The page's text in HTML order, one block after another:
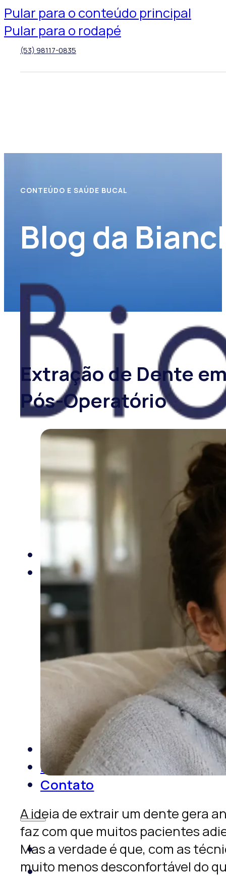
Pular para o conteúdo principal
Pular para o rodapé
(53) 98117-0835
Inicio
Tratamentos
Clinica Geral
Endodontia
Estética Dentária
Implantes Dentários
Odontologia Digital
Ortodontia
Prótese Dentária
Lentes de Contato
Dentista Urgência
Sobre Nós
Blog
Contato
CONTEÚDO E SAÚDE BUCAL
Blog da
Extração de Dente
Pós-Operatório
A ideia de extrair um dente gera
faz com que muitos pacientes
Mas a verdade é que, com as
muito menos desconfortável do